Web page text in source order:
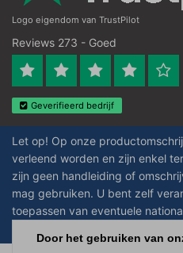
Logo eigendom van TrustPilot
Reviews 273 - Goed
Geverifieerd bedrijf
Let op! Op onze
verleend worden en zijn enkel
zijn geen handleiding of
mag gebruiken. U bent zelf
toepassen van eventuele
Door het gebruiken van